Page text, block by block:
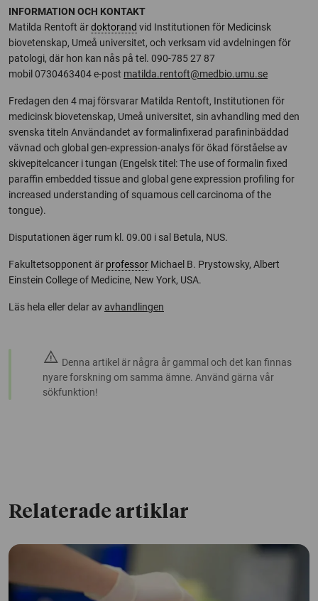
INFORMATION OCH KONTAKT
Matilda Rentoft ärdoktorand vid Institutionen för Medicinsk
biovetenskap, Umeå universitet, och verksam vid avdelningen för
patologi, där hon kan nås på tel. 090-785 27 87
mobil 0730463404e-post matilda.rentoft@medbio.umu.se
Fredagen den 4 maj försvarar Matilda Rentoft, Institutionen för
medicinsk biovetenskap, Umeå universitet, sin avhandling med den
svenska titeln Användandet av formalinfixerad parafininbäddad
vävnad och global gen-expression-analys för ökad förståelse av
skivepitelcancer i tungan (Engelsk titel: The use of formalin fixed
paraffin embedded tissue and global gene expression profiling for
increased understanding of squamous cell carcinoma of the
tongue).
Disputationen äger rum kl. 09.00 i sal Betula, NUS.
Fakultetsopponent är professor Michael B. Prystowsky, Albert
Einstein College of Medicine, New York, USA.
Läs hela eller delar avavhandlingen
warning Denna artikel är några år gammal och det kan finnas
nyare forskning om samma ämne. Använd gärna vår
sökfunktion!
Relaterade artiklar